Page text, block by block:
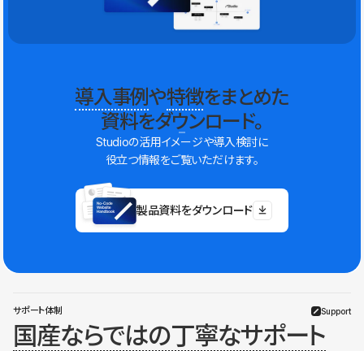
導入事例や特徴をまとめた
資料をダウンロード。
Studioの活用イメージや導入検討に
役立つ情報をご覧いただけます。
製品資料をダウンロード
サポート体制 Support
国産ならではの丁寧なサポート